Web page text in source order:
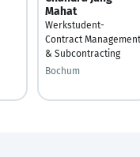
Mahat
Werkstudent-
Contract Management
& Subcontracting
Bochum